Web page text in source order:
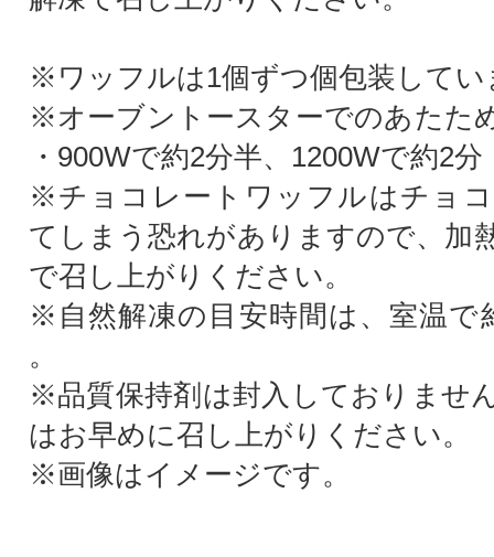
※ワッフルは1個ずつ個包装してい
※オーブントースターでのあたた
・900Wで約2分半、1200Wで約2分
※チョコレートワッフルはチョ
てしまう恐れがありますので、加
で召し上がりください。
※自然解凍の目安時間は、室温で
。
※品質保持剤は封入しておりませ
はお早めに召し上がりください。
※画像はイメージです。